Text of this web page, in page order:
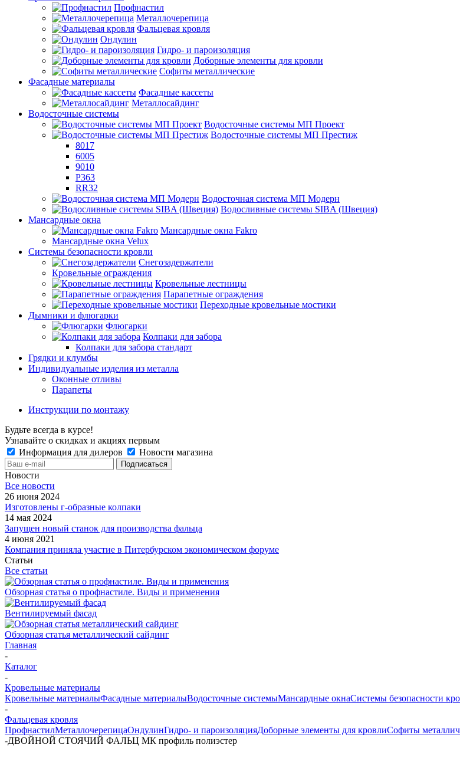
Профнастил
Металлочерепица
Фальцевая кровля
Ондулин
Гидро- и пароизоляция
Доборные элементы для кровли
Софиты металлические
Фасадные материалы
Фасадные кассеты
Металлосайдинг
Водосточные системы
Водосточные системы МП Проект
Водосточные системы МП Престиж
8017
6005
9010
P363
RR32
Водосточная система МП Модерн
Водосливные системы SIBA (Швеция)
Мансардные окна
Мансардные окна Fakro
Мансардные окна Velux
Системы безопасности кровли
Снегозадержатели
Кровельные ограждения
Кровельные лестницы
Парапетные ограждения
Переходные кровельные мостики
Дымники и флюгарки
Флюгарки
Колпаки для забора
Колпаки для забора стандарт
Грядки и клумбы
Индивидуальные изделия из металла
Оконные отливы
Парапеты
Инструкции по монтажу
Будьте всегда в курсе!
Узнавайте о скидках и акциях первым
Информация для дилеров
Новости магазина
Новости
Все новости
26 июня 2024
Изготовлены г-образные колпаки
14 мая 2024
Запущен новый станок для производства фальца
4 июня 2021
Компания приняла участие в Питербурском экономическом форуме
Статьи
Все статьи
Обзорная статья о профнастиле. Виды и применения
Вентилируемый фасад
Обзорная статья металлический сайдинг
Главная
-
Каталог
-
Кровельные материалы
Кровельные материалыФасадные материалыВодосточные системыМансардные окнаСистемы безопасности
-
Фальцевая кровля
ПрофнастилМеталлочерепицаОндулинГидро- и пароизоляцияДоборные элементы для кровлиСофиты
-ДВОЙНОЙ СТОЯЧИЙ ФАЛЬЦ МК профиль полиэстер